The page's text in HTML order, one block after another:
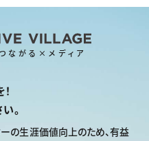
ながる×メディア
。
ーの生涯価値向上のため、有益